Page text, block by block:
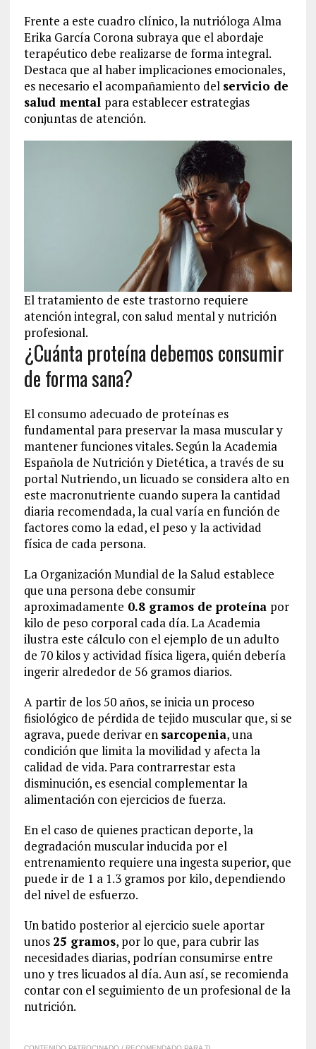
Frente a este cuadro clínico, la nutrióloga Alma
Erika García Corona subraya que el abordaje
terapéutico debe realizarse de forma integral.
Destaca que al haber implicaciones emocionales,
es necesario el acompañamiento del servicio de
salud mental para establecer estrategias
conjuntas de atención.
El tratamiento de este trastorno requiere
atención integral, con salud mental y nutrición
profesional.
¿Cuánta proteína debemos consumir
de forma sana?
El consumo adecuado de proteínas es
fundamental para preservar la masa muscular y
mantener funciones vitales. Según la Academia
Española de Nutrición y Dietética, a través de su
portal Nutriendo, un licuado se considera alto en
este macronutriente cuando supera la cantidad
diaria recomendada, la cual varía en función de
factores como la edad, el peso y la actividad
física de cada persona.
La Organización Mundial de la Salud establece
que una persona debe consumir
aproximadamente 0.8 gramos de proteína por
kilo de peso corporal cada día. La Academia
ilustra este cálculo con el ejemplo de un adulto
de 70 kilos y actividad física ligera, quién debería
ingerir alrededor de 56 gramos diarios.
A partir de los 50 años, se inicia un proceso
fisiológico de pérdida de tejido muscular que, si se
agrava, puede derivar en sarcopenia, una
condición que limita la movilidad y afecta la
calidad de vida. Para contrarrestar esta
disminución, es esencial complementar la
alimentación con ejercicios de fuerza.
En el caso de quienes practican deporte, la
degradación muscular inducida por el
entrenamiento requiere una ingesta superior, que
puede ir de 1 a 1.3 gramos por kilo, dependiendo
del nivel de esfuerzo.
Un batido posterior al ejercicio suele aportar
unos 25 gramos, por lo que, para cubrir las
necesidades diarias, podrían consumirse entre
uno y tres licuados al día. Aun así, se recomienda
contar con el seguimiento de un profesional de la
nutrición.